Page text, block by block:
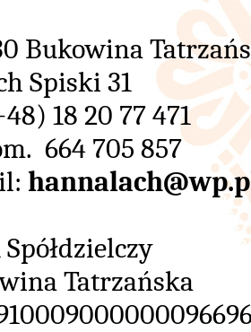
Bukowina
Spiski 31
18 20 77 471
664 705 857
Tatrzańska